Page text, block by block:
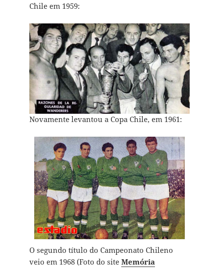
Chile em 1959:
Novamente levantou a Copa Chile, em 1961:
O segundo título do Campeonato Chileno
veio em 1968 (Foto do site Memória